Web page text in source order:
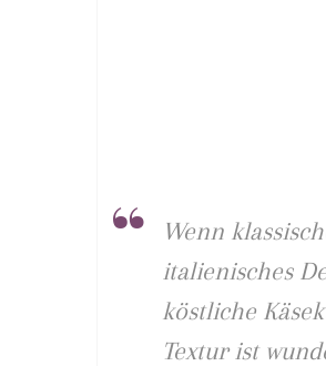
Wenn
italienisches
köstliche
Textur ist